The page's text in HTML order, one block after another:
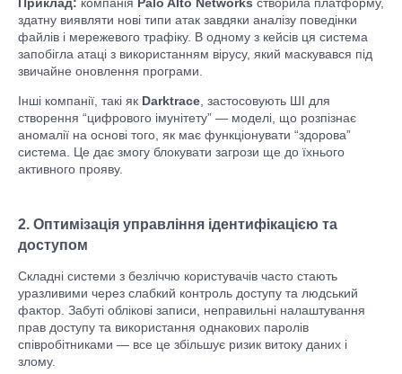
здатну виявляти нові типи атак завдяки аналізу поведінки
файлів і мережевого трафіку. В одному з кейсів ця система
запобігла атаці з використанням вірусу, який маскувався під
звичайне оновлення програми.
Інші компанії, такі як Darktrace , застосовують ШІ для
створення “цифрового імунітету” — моделі, що розпізнає
аномалії на основі того, як має функціонувати “здорова”
система. Це дає змогу блокувати загрози ще до їхнього
активного прояву.
2. Оптимізація управління ідентифікацією та
доступом
Складні системи з безліччю користувачів часто стають
уразливими через слабкий контроль доступу та людський
фактор. Забуті облікові записи, неправильні налаштування
прав доступу та використання однакових паролів
співробітниками — все це збільшує ризик витоку даних і
злому.